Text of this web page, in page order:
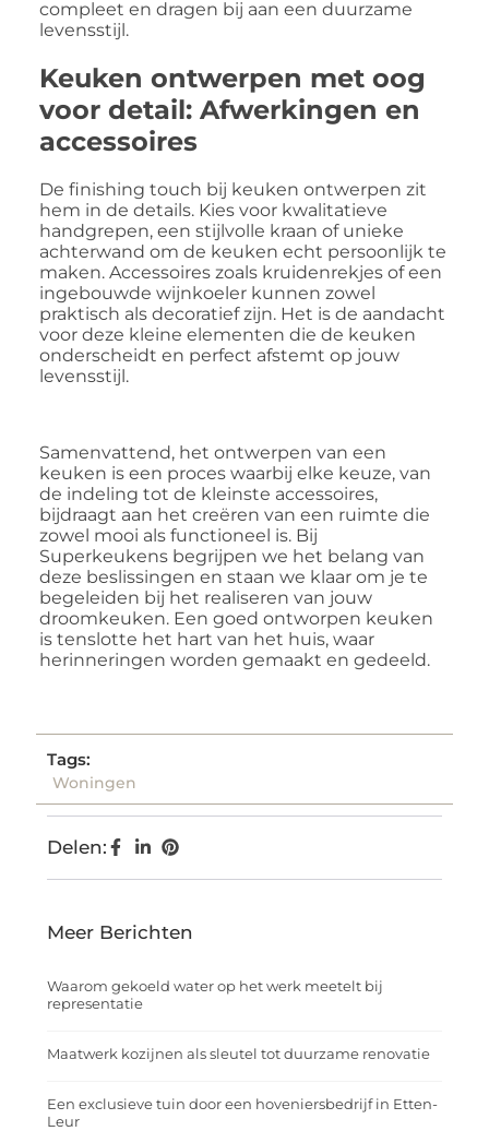
compleet en dragen bij aan een duurzame
levensstijl.
Keuken ontwerpen met oog
voor detail: Afwerkingen en
accessoires
De finishing touch bij keuken ontwerpen zit
hem in de details. Kies voor kwalitatieve
handgrepen, een stijlvolle kraan of unieke
achterwand om de keuken echt persoonlijk te
maken. Accessoires zoals kruidenrekjes of een
ingebouwde wijnkoeler kunnen zowel
praktisch als decoratief zijn. Het is de aandacht
voor deze kleine elementen die de keuken
onderscheidt en perfect afstemt op jouw
levensstijl.
Samenvattend, het ontwerpen van een
keuken is een proces waarbij elke keuze, van
de indeling tot de kleinste accessoires,
bijdraagt aan het creëren van een ruimte die
zowel mooi als functioneel is. Bij
Superkeukens begrijpen we het belang van
deze beslissingen en staan we klaar om je te
begeleiden bij het realiseren van jouw
droomkeuken. Een goed ontworpen keuken
is tenslotte het hart van het huis, waar
herinneringen worden gemaakt en gedeeld.
Tags:
Woningen
Delen:
Meer Berichten
Waarom gekoeld water op het werk meetelt bij
representatie
Maatwerk kozijnen als sleutel tot duurzame renovatie
Een exclusieve tuin door een hoveniersbedrijf in Etten-
Leur